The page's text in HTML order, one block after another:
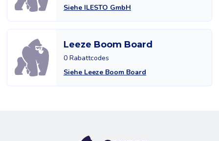
Siehe ILESTO GmbH
Leeze Boom Board
0 Rabattcodes
Siehe Leeze Boom Board